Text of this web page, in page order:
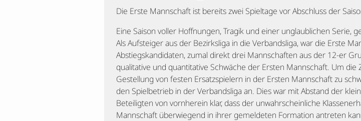
Die Erste Mannschaft ist bereits zwei Spieltage vor Abschluss der
Eine Saison voller Hoffnungen, Tragik und einer unglaublichen Serie,
Als Aufsteiger aus der Bezirksliga in die Verbandsliga, war die Erste
Abstiegskandidaten, zumal direkt drei Mannschaften aus der 12-er
qualitative und quantitative Schwäche der Ersten Mannschaft. Um
Gestellung von festen Ersatzspielern in der Ersten Mannschaft zu
den Spielbetrieb in der Verbandsliga an. Dies war mit Abstand der
Beteiligten von vornherein klar, dass der unwahrscheinliche
Mannschaft überwiegend in ihrer gemeldeten Formation antreten